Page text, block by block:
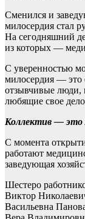
Сменился и
милосердия стал
На сегодняшний
из которых —
С уверенностью
милосердия — это
отзывчивые люди,
любящие свое
Коллектив — это
С момента
работают
заведующая
Шестеро
Виктор
Васильевна